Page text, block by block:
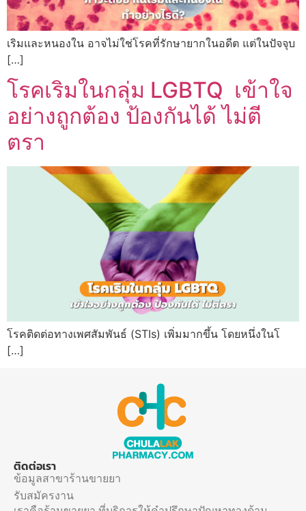
เริมและหนองใน อาจไม่ใช่โรคที่รักษายากในอดีต แต่ในปัจจุบ
[…]
โรคเริมในกลุ่ม LGBTQ เข้าใจ
อย่างถูกต้อง ป้องกันได้ ไม่ตี
ตรา
โรคติดต่อทางเพศสัมพันธ์ (STIs) เพิ่มมากขึ้น โดยหนึ่งในโ
[…]
ติดต่อเรา
ข้อมูลสาขาร้านขายยา
รับสมัครงาน